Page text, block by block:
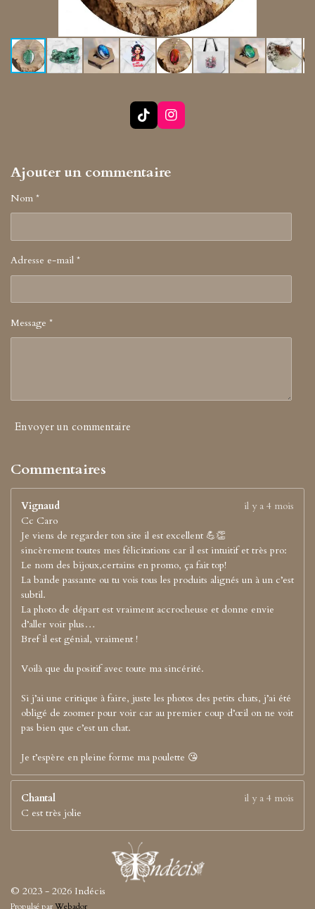
T
i
o
I
n
a
a
Ajouter un commentaire
Nom *
Adresse e-mail *
Message *
Envoyer un commentaire
Commentaires
Vignaud
il y a 4 mois
Cc Caro
Je viens de regarder ton site il est excellent 💪👏
sincèrement toutes mes félicitations car il est intuitif et très pro:
Le nom des bijoux,certains en promo, ça fait top!
La bande passante ou tu vois tous les produits alignés un à un c’est
subtil.
La photo de départ est vraiment accrocheuse et donne envie
d’aller voir plus…
Bref il est génial, vraiment !
Voilà que du positif avec toute ma sincérité.
Si j’ai une critique à faire, juste les photos des petits chats, j’ai été
obligé de zoomer pour voir car au premier coup d’œil on ne voit
pas bien que c’est un chat.
Je t’espère en pleine forme ma poulette 😘
Chantal
il y a 4 mois
C est très jolie
© 2023 - 2026 Indécis
Propulsé parWebador